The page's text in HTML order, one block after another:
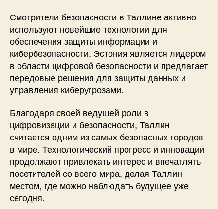
Смотрители безопасности в Таллине активно
используют новейшие технологии для
обеспечения защиты информации и
кибербезопасности. Эстония является лидером
в области цифровой безопасности и предлагает
передовые решения для защиты данных и
управления киберугрозами.
Благодаря своей ведущей роли в
цифровизации и безопасности, Таллин
считается одним из самых безопасных городов
в мире. Технологический прогресс и инновации
продолжают привлекать интерес и впечатлять
посетителей со всего мира, делая Таллин
местом, где можно наблюдать будущее уже
сегодня.